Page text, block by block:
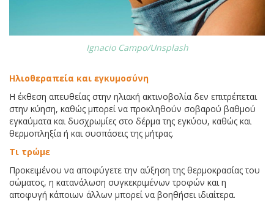
Ignacio Campo/Unsplash
Ηλιοθεραπεία και εγκυμοσύνη
Η έκθεση απευθείας στην ηλιακή ακτινοβολία δεν επιτρέπεται
στην κύηση, καθώς μπορεί να προκληθούν σοβαρού βαθμού
εγκαύματα και δυσχρωμίες στο δέρμα της εγκύου, καθώς και
θερμοπληξία ή και συσπάσεις της μήτρας.
Τι τρώμε
Προκειμένου να αποφύγετε την αύξηση της θερμοκρασίας του
σώματος, η κατανάλωση συγκεκριμένων τροφών και η
αποφυγή κάποιων άλλων μπορεί να βοηθήσει ιδιαίτερα.